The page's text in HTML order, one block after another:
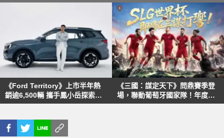
《Ford Territory》上市半年熱
銷逾6,500輛 攜手鳳小岳探索更
多可能
《三國：謀定天下》問鼎賽季登
場，聯動葡萄牙國家隊！年度紀
念日慶典火熱同步開跑!